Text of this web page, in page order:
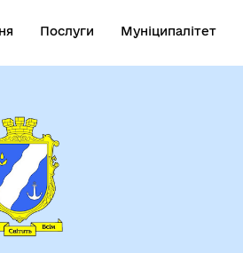
Послуги Муніципалітет
Туризм